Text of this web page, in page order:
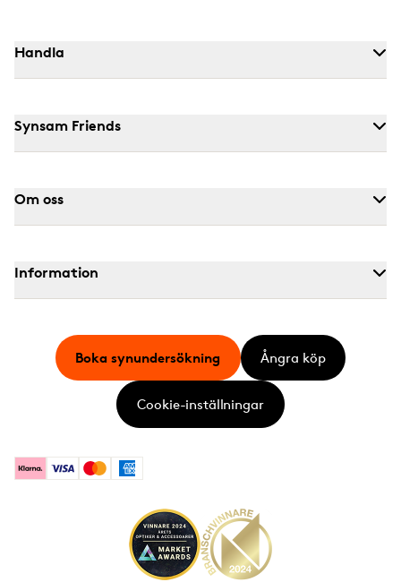
Handla
Synsam Friends
Om oss
Information
KlarnaVisa MastercardAmerican Express
Boka synundersökning Ångra köp
Cookie-inställningar